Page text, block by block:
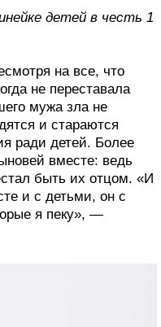
детей в честь 1
на все, что
не переставала
мужа зла не
и стараются
ради детей. Более
вместе: ведь
быть их отцом. «И
и с детьми, он с
я пеку», —